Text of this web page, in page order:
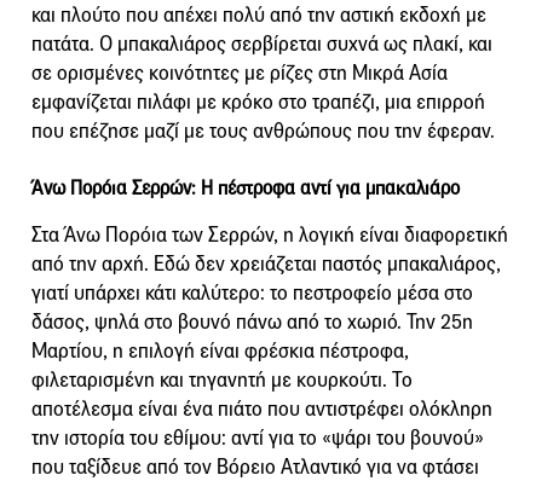
και πλούτο που απέχει πολύ από την αστική εκδοχή με
πατάτα. Ο μπακαλιάρος σερβίρεται συχνά ως πλακί, και
σε ορισμένες κοινότητες με ρίζες στη Μικρά Ασία
εμφανίζεται πιλάφι με κρόκο στο τραπέζι, μια επιρροή
που επέζησε μαζί με τους ανθρώπους που την έφεραν.
Άνω Πορόια Σερρών: Η πέστροφα αντί για μπακαλιάρο
Στα Άνω Πορόια των Σερρών, η λογική είναι διαφορετική
από την αρχή. Εδώ δεν χρειάζεται παστός μπακαλιάρος,
γιατί υπάρχει κάτι καλύτερο: το πεστροφείο μέσα στο
δάσος, ψηλά στο βουνό πάνω από το χωριό. Την 25η
Μαρτίου, η επιλογή είναι φρέσκια πέστροφα,
φιλεταρισμένη και τηγανητή με κουρκούτι. Το
αποτέλεσμα είναι ένα πιάτο που αντιστρέφει ολόκληρη
την ιστορία του εθίμου: αντί για το «ψάρι του βουνού»
που ταξίδευε από τον Βόρειο Ατλαντικό για να φτάσει